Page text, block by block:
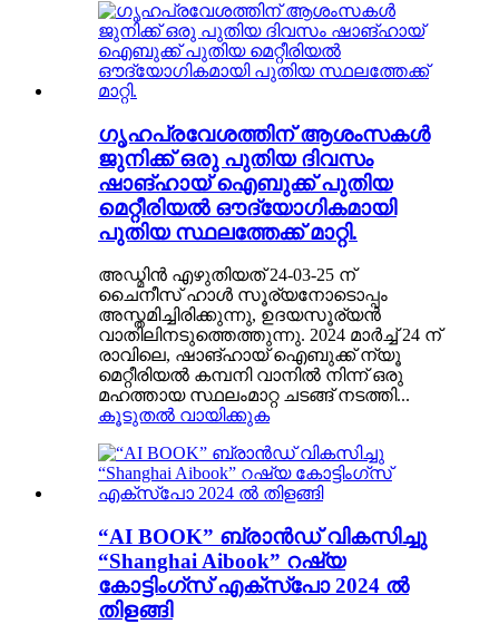
ഗൃഹപ്രവേശത്തിന് ആശംസകൾ
ജുനിക്ക് ഒരു പുതിയ ദിവസം
ഷാങ്ഹായ് ഐബുക്ക് പുതിയ
മെറ്റീരിയൽ ഔദ്യോഗികമായി
പുതിയ സ്ഥലത്തേക്ക് മാറ്റി.
അഡ്മിൻ എഴുതിയത് 24-03-25 ന്
ചൈനീസ് ഹാൾ സൂര്യനോടൊപ്പം
അസ്തമിച്ചിരിക്കുന്നു, ഉദയസൂര്യൻ
വാതിലിനടുത്തെത്തുന്നു. 2024 മാർച്ച് 24 ന്
രാവിലെ, ഷാങ്ഹായ് ഐബുക്ക് ന്യൂ
മെറ്റീരിയൽ കമ്പനി വാനിൽ നിന്ന് ഒരു
മഹത്തായ സ്ഥലംമാറ്റ ചടങ്ങ് നടത്തി...
കൂടുതൽ വായിക്കുക
“AI BOOK” ബ്രാൻഡ് വികസിച്ചു
“Shanghai Aibook” റഷ്യ
കോട്ടിംഗ്സ് എക്സ്പോ 2024 ൽ
തിളങ്ങി